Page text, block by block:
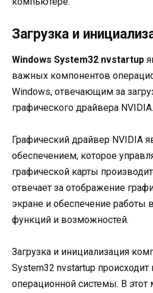
Загрузка и
Windows System32 nvstartup
важных компонентов
Windows, отвечающим за
графического драйвера NVIDIA.
Графический драйвер NVIDIA
обеспечением, которое
графической карты
отвечает за отображение
экране и обеспечение работы
функций и возможностей.
Загрузка и инициализация
System32 nvstartup происходит
операционной системы. В